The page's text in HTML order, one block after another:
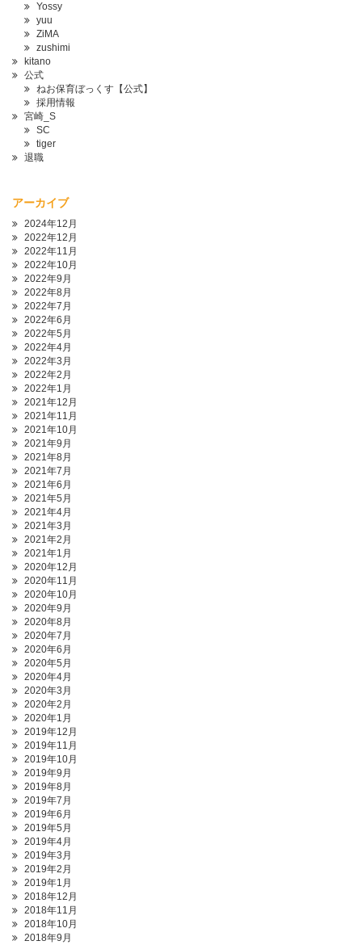
Yossy
yuu
ZiMA
zushimi
kitano
公式
ねお保育ぼっくす【公式】
採用情報
宮崎_S
SC
tiger
退職
アーカイブ
2024年12月
2022年12月
2022年11月
2022年10月
2022年9月
2022年8月
2022年7月
2022年6月
2022年5月
2022年4月
2022年3月
2022年2月
2022年1月
2021年12月
2021年11月
2021年10月
2021年9月
2021年8月
2021年7月
2021年6月
2021年5月
2021年4月
2021年3月
2021年2月
2021年1月
2020年12月
2020年11月
2020年10月
2020年9月
2020年8月
2020年7月
2020年6月
2020年5月
2020年4月
2020年3月
2020年2月
2020年1月
2019年12月
2019年11月
2019年10月
2019年9月
2019年8月
2019年7月
2019年6月
2019年5月
2019年4月
2019年3月
2019年2月
2019年1月
2018年12月
2018年11月
2018年10月
2018年9月